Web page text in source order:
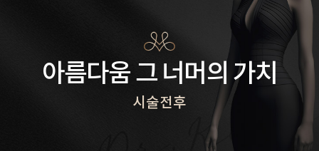
아름다움 그 너머의 가치
시술전후